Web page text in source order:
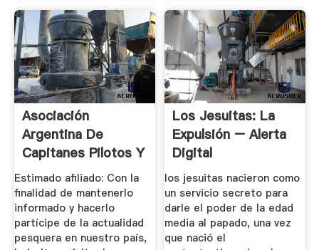
Asociación
Argentina De
Capitanes Pilotos Y
.
Estimado afiliado: Con la
finalidad de mantenerlo
informado y hacerlo
partícipe de la actualidad
pesquera en nuestro país,
Los Jesuitas: La
Expulsión – Alerta
Digital
los jesuitas nacieron como
un servicio secreto para
darle el poder de la edad
media al papado, una vez
que nació el